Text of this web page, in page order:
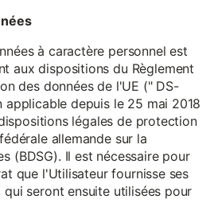
à caractère personnel est
aux dispositions du Règlement
des données de l'UE (" DS-
applicable depuis le 25 mai 2018
légales de protection
allemande sur la
(BDSG). Il est nécessaire pour
que l'Utilisateur fournisse ses
qui seront ensuite utilisées pour